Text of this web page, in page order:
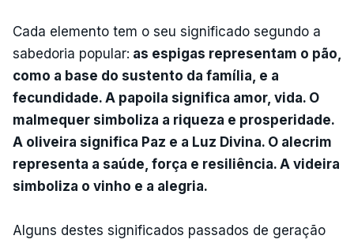
Cada elemento tem o seu significado segundo a
sabedoria popular: as espigas representam o pão,
como a base do sustento da família, e a
fecundidade. A papoila significa amor, vida. O
malmequer simboliza a riqueza e prosperidade.
A oliveira significa Paz e a Luz Divina. O alecrim
representa a saúde, força e resiliência. A videira
simboliza o vinho e a alegria.
Alguns destes significados passados de geração